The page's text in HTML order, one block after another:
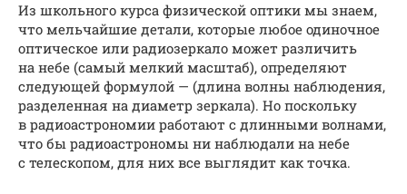
Из школьного курса физической оптики мы знаем,
что мельчайшие детали, которые любое одиночное
оптическое или радиозеркало может различить
на небе (самый мелкий масштаб), определяют
следующей формулой — (длина волны наблюдения,
разделенная на диаметр зеркала). Но поскольку
в радиоастрономии работают с длинными волнами,
что бы радиоастрономы ни наблюдали на небе
с телескопом, для них все выглядит как точка.